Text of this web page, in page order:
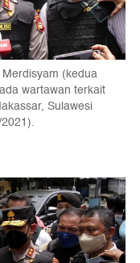
(kedua
wartawan terkait
Sulawesi